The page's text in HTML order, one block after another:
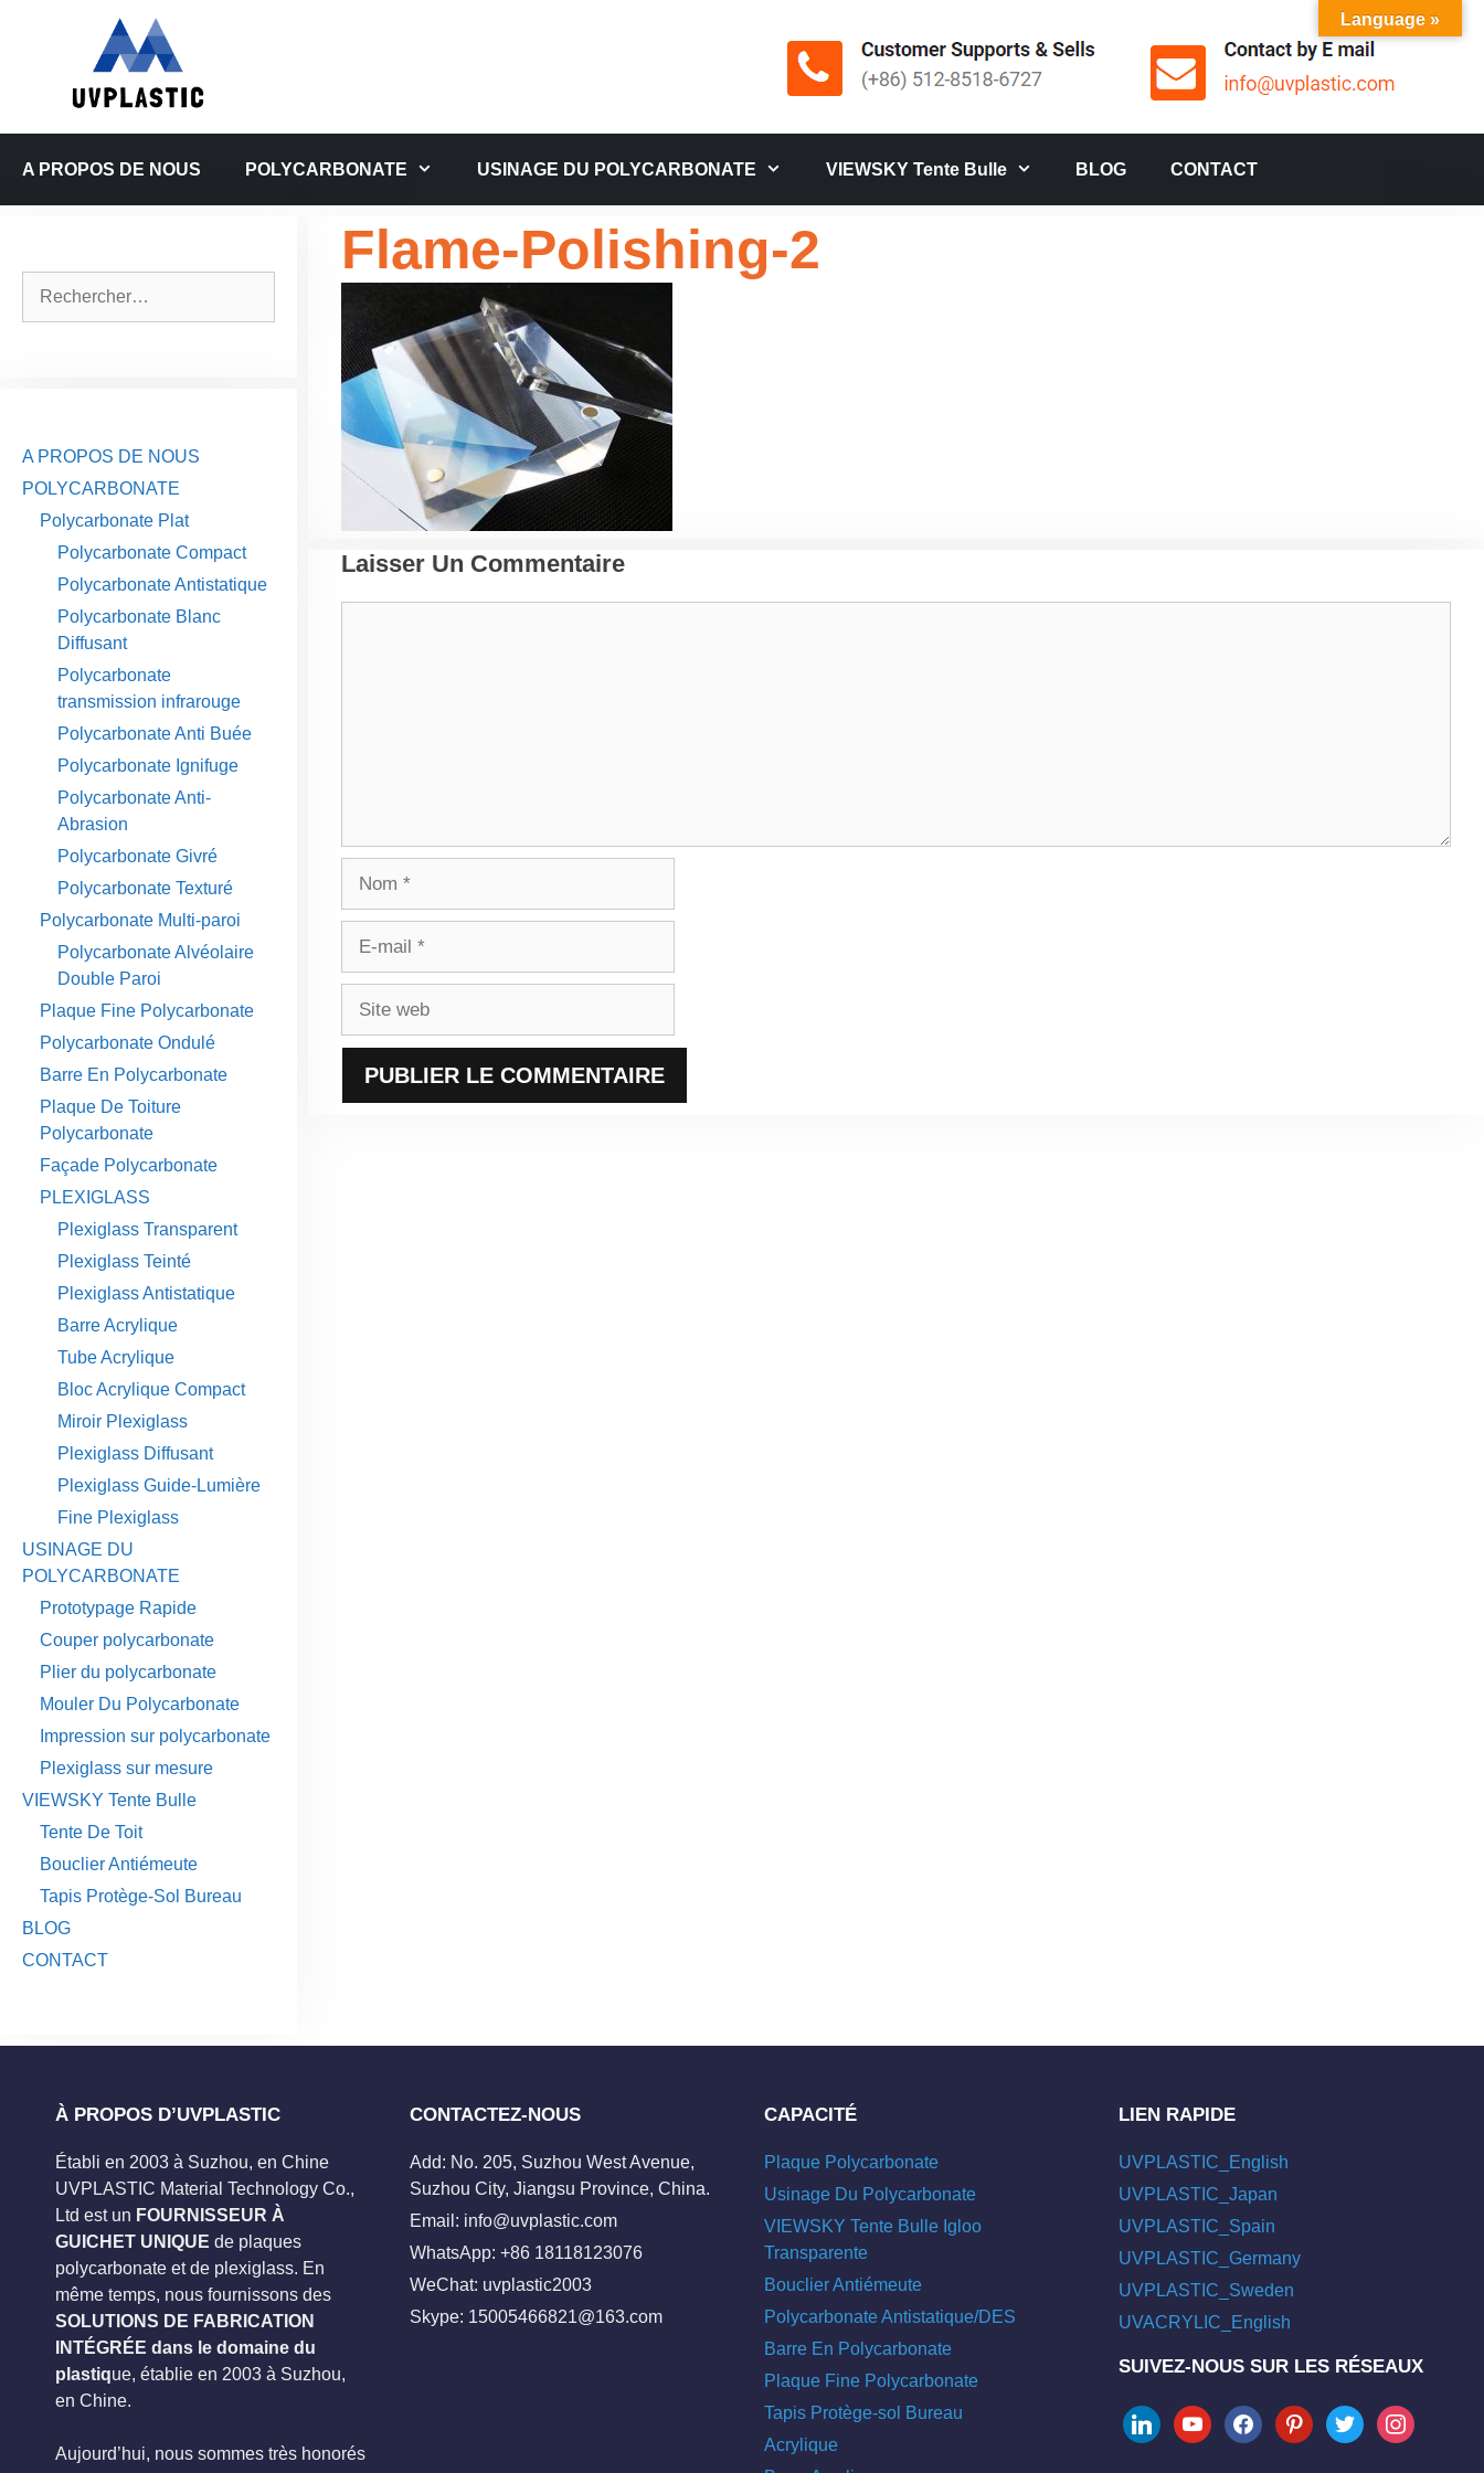
A PROPOS DE NOUS POLYCARBONATE USINAGE DU POLYCARBONATE VIEWSKY Tente Bulle BLOG CONTACT
Flame-Polishing-2
Laisser Un Commentaire
A PROPOS DE NOUS
POLYCARBONATE
Polycarbonate Plat
Polycarbonate Compact
Polycarbonate Antistatique
Polycarbonate Blanc
Diffusant
Polycarbonate
transmission infrarouge
Polycarbonate Anti Buée
Polycarbonate Ignifuge
Polycarbonate Anti-
Abrasion
Polycarbonate Givré
Polycarbonate Texturé
Polycarbonate Multi-paroi
Polycarbonate Alvéolaire
Double Paroi
Plaque Fine Polycarbonate
Polycarbonate Ondulé
Barre En Polycarbonate
Plaque De Toiture
Polycarbonate
Façade Polycarbonate
PLEXIGLASS
Plexiglass Transparent
Plexiglass Teinté
Plexiglass Antistatique
Barre Acrylique
Tube Acrylique
Bloc Acrylique Compact
Miroir Plexiglass
Plexiglass Diffusant
Plexiglass Guide-Lumière
Fine Plexiglass
USINAGE DU
POLYCARBONATE
Prototypage Rapide
Couper polycarbonate
Plier du polycarbonate
Mouler Du Polycarbonate
Impression sur polycarbonate
Plexiglass sur mesure
VIEWSKY Tente Bulle
Tente De Toit
Bouclier Antiémeute
Tapis Protège-Sol Bureau
BLOG
CONTACT
À PROPOS D’UVPLASTIC
Établi en 2003 à Suzhou, en Chine
UVPLASTIC Material Technology Co.,
Ltd est un FOURNISSEUR À
GUICHET UNIQUE de plaques
polycarbonate et de plexiglass. En
même temps, nous fournissons des
SOLUTIONS DE FABRICATION
INTÉGRÉE dans le domaine du
plastique, établie en 2003 à Suzhou,
en Chine.
Aujourd’hui, nous sommes très honorés
CONTACTEZ-NOUS
Add: No. 205, Suzhou West Avenue,
Suzhou City, Jiangsu Province, China.
Email: info@uvplastic.com
WhatsApp: +86 18118123076
WeChat: uvplastic2003
Skype: 15005466821@163.com
CAPACITÉ
Plaque Polycarbonate
Usinage Du Polycarbonate
VIEWSKY Tente Bulle Igloo
Transparente
Bouclier Antiémeute
Polycarbonate Antistatique/DES
Barre En Polycarbonate
Plaque Fine Polycarbonate
Tapis Protège-sol Bureau
Acrylique
LIEN RAPIDE
UVPLASTIC_English
UVPLASTIC_Japan
UVPLASTIC_Spain
UVPLASTIC_Germany
UVPLASTIC_Sweden
UVACRYLIC_English
SUIVEZ-NOUS SUR LES RÉSEAUX
linkedinyoutubefacebookpinteresttwitter instagram
Language »